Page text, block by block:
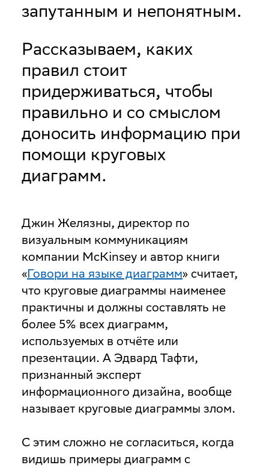
запутанным и непонятным.
Рассказываем, каких
правил стоит
придерживаться, чтобы
правильно и со смыслом
доносить информацию при
помощи круговых
диаграмм.
Джин Желязны, директор по
визуальным коммуникациям
компании McKinsey и автор книги
«Говори на языке диаграмм» считает,
что круговые диаграммы наименее
практичны и должны составлять не
более 5% всех диаграмм,
используемых в отчёте или
презентации. А Эдвард Тафти,
признанный эксперт
информационного дизайна, вообще
называет круговые диаграммы злом.
С этим сложно не согласиться, когда
видишь примеры диаграмм с